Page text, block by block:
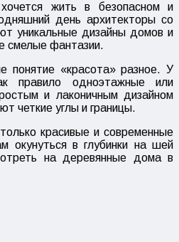
жить в безопасном и
день архитекторы со
уникальные дизайны домов и
смелые фантазии.
понятие «красота» разное. У
правило одноэтажные или
и лаконичным дизайном
четкие углы и границы.
красивые и современные
окунуться в глубинки на шей
на деревянные дома в